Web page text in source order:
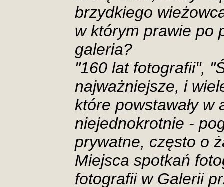
brzydkiego
w którym prawie po
galeria?
"160 lat fotografii",
najważniejsze, i
które powstawały w
niejednokrotnie -
prywatne, często o
Miejsca spotkań
fotografii w Galerii